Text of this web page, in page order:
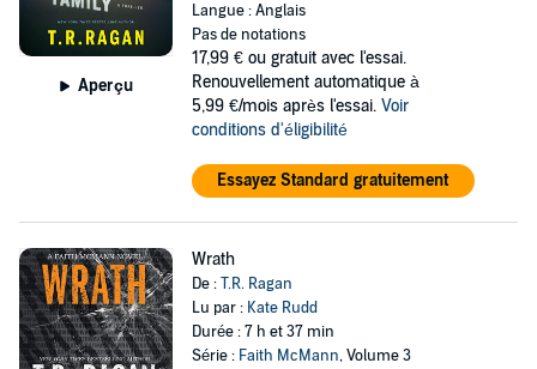
Aperçu
Langue : Anglais
Pas de notations
17,99 € ou gratuit avec l'essai.
Renouvellement automatique à
5,99 €/mois après l'essai. Voir
conditions d'éligibilité
Essayez Standard gratuitement
Wrath
De :T.R. Ragan
Lu par : Kate Rudd
Durée : 7 h et 37 min
Série : Faith McMann, Volume 3